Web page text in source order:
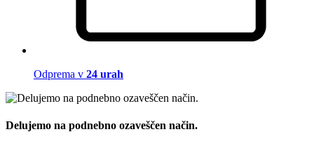
Odprema v 24 urah
Delujemo na podnebno ozaveščen način.